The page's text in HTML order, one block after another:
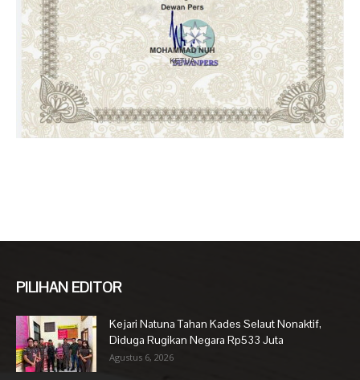
PILIHAN EDITOR
Kejari Natuna Tahan Kades Selaut Nonaktif,
Diduga Rugikan Negara Rp533 Juta
Agustus 6, 2026